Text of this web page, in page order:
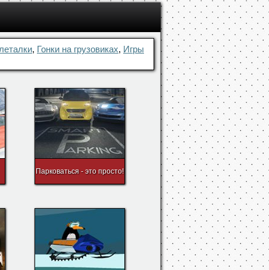
, Гонки на грузовиках, Игры
Парковаться - это просто!